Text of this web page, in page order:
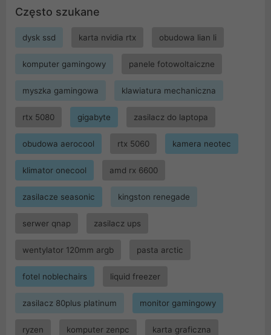
Często szukane
dysk ssd karta nvidia rtx obudowa lian li
komputer gamingowy panele fotowoltaiczne
myszka gamingowa klawiatura mechaniczna
rtx 5080 gigabyte zasilacz do laptopa
obudowa aerocool rtx 5060 kamera neotec
klimator onecool amd rx 6600
zasilacze seasonic kingston renegade
serwer qnap zasilacz ups
wentylator 120mm argb pasta arctic
fotel noblechairs liquid freezer
zasilacz 80plus platinum monitor gamingowy
ryzen komputer zenpc karta graficzna